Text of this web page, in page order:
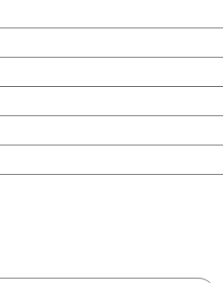
ยมเงา ออกแบบให้งวงก๊อกเป็นทรงตัว L
ตั้งง่ายด้วยตัวล็อกใต้ก๊อกคุณภาพดี รับ
ยมเงา ทนทานแข็งแรง ต้านการกัดกร่อน
อกน้ำสามารถปรับสวิง ซ้าย-ขวา หมุนได้อิ
รล้างสิ่งของหรือภาชนะเป็นเรื่องง่ายแล
งมือหมุนล็อค เพื่อเป็นการยืนยันความค
ง และไม่ขึ้นสนิม
ช่นไม่ทำตก ไม่งัดหรือโยกสินค้าแรงๆ
ห้ง
ผิวของสินค้าจะเสียหายได้
อถู บนตัวสินค้า ซึ่งจะสร้างความเสียหา